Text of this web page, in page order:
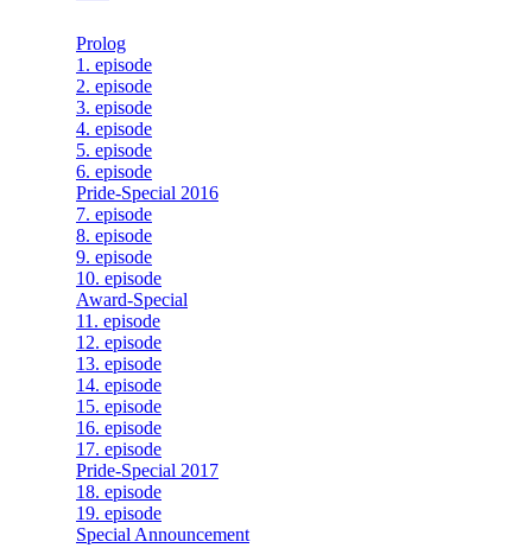
Prolog
1. episode
2. episode
3. episode
4. episode
5. episode
6. episode
Pride-Special 2016
7. episode
8. episode
9. episode
10. episode
Award-Special
11. episode
12. episode
13. episode
14. episode
15. episode
16. episode
17. episode
Pride-Special 2017
18. episode
19. episode
Special Announcement